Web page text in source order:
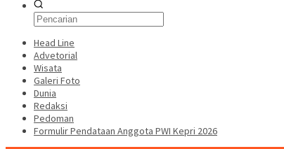
Head Line
Advetorial
Wisata
Galeri Foto
Dunia
Redaksi
Pedoman
Formulir Pendataan Anggota PWI Kepri 2026